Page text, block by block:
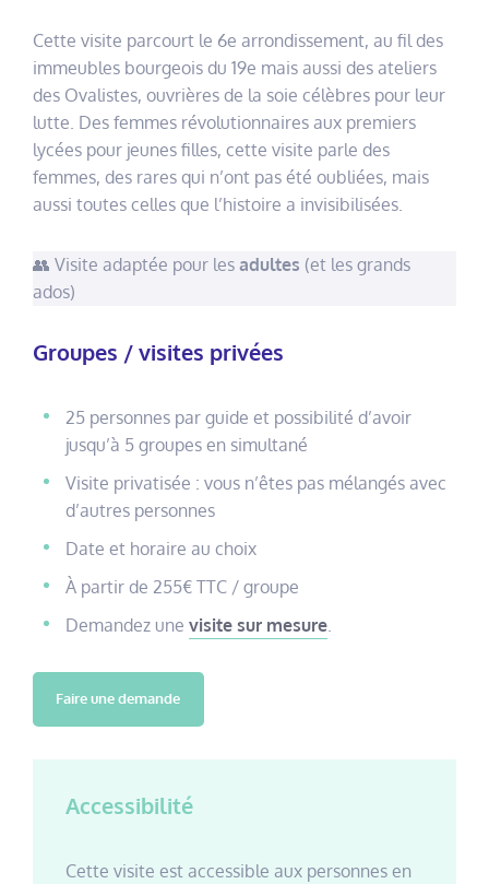
Cette visite parcourt le 6e arrondissement, au fil des
immeubles bourgeois du 19e mais aussi des ateliers
des Ovalistes, ouvrières de la soie célèbres pour leur
lutte. Des femmes révolutionnaires aux premiers
lycées pour jeunes filles, cette visite parle des
femmes, des rares qui n’ont pas été oubliées, mais
aussi toutes celles que l’histoire a invisibilisées.
👥 Visite adaptée pour les adultes (et les grands
ados)
Groupes / visites privées
25 personnes par guide et possibilité d’avoir
jusqu’à 5 groupes en simultané
Visite privatisée : vous n’êtes pas mélangés avec
d’autres personnes
Date et horaire au choix
À partir de 255€ TTC / groupe
Demandez une visite sur mesure
Faire une demande
Accessibilité
Cette visite est accessible aux personnes en